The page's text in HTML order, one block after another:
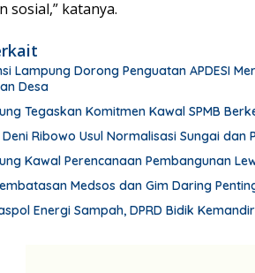
sosial,” katanya.
Lampung Dorong Penguatan APDESI
Desa
Tegaskan Komitmen Kawal SPMB
Ribowo Usul Normalisasi Sungai dan
Kawal Perencanaan Pembangunan
Medsos dan Gim Daring
Energi Sampah, DPRD Bidik